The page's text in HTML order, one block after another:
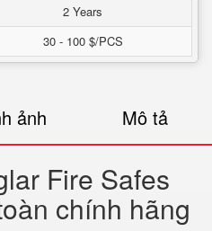
2 Years
30 - 100 $/PCS
ảnh Mô tả
Fire Safes
chính hãng